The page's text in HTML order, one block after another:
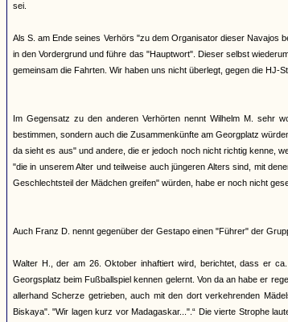
sei.
Als S. am Ende seines Verhörs "zu dem Organisator dieser Navajos
in den Vordergrund und führe das "Hauptwort". Dieser selbst
gemeinsam die Fahrten. Wir haben uns nicht überlegt, gegen die HJ-
Im Gegensatz zu den anderen Verhörten nennt Wilhelm M. sehr
bestimmen, sondern auch die Zusammenkünfte am Georgplatz
da sieht es aus" und andere, die er jedoch noch nicht richtig kenne,
"die in unserem Alter und teilweise auch jüngeren Alters sind, mit
Geschlechtsteil der Mädchen greifen" würden, habe er noch nicht
Auch Franz D. nennt gegenüber der Gestapo einen "Führer" der
Walter H., der am 26. Oktober inhaftiert wird, berichtet, dass er
Georgsplatz beim Fußballspiel kennen gelernt. Von da an habe er
allerhand Scherze getrieben, auch mit den dort verkehrenden
Biskaya". "Wir lagen kurz vor Madagaskar...".“ Die vierte Strophe